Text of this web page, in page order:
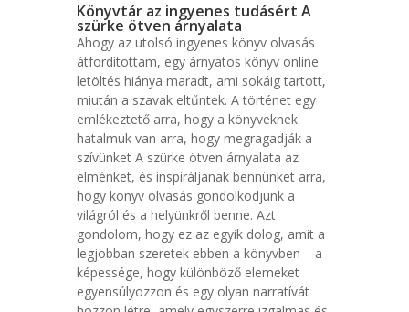
Könyvtár az ingyenes tudásért A
szürke ötven árnyalata
Ahogy az utolsó ingyenes könyv olvasás
átfordítottam, egy árnyatos könyv online
letöltés hiánya maradt, ami sokáig tartott,
miután a szavak eltűntek. A történet egy
emlékeztető arra, hogy a könyveknek
hatalmuk van arra, hogy megragadják a
szívünket A szürke ötven árnyalata az
elménket, és inspiráljanak bennünket arra,
hogy könyv olvasás gondolkodjunk a
világról és a helyünkről benne. Azt
gondolom, hogy ez az egyik dolog, amit a
legjobban szeretek ebben a könyvben – a
képessége, hogy különböző elemeket
egyensúlyozzon és egy olyan narratívát